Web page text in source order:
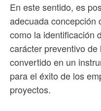
En este sentido, es
adecuada concepción
como la identificación
carácter preventivo
convertido en un
para el éxito de los
proyectos.